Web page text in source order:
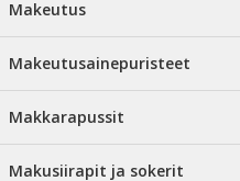
Makeutus
Makeutusainepuristeet
Makkarapussit
Makusiirapit ja sokerit